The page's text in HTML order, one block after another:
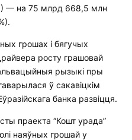
— на 75 млрд 668,5 млн
грошах і бягучых
росту грашовай
рызыкі пры
ў сакавіцкім
банка развіцця.
праекта “Кошт урада”
наяўных грошай у